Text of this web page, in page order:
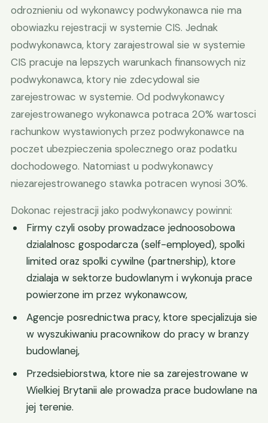
odroznieniu od wykonawcy podwykonawca nie ma
obowiazku rejestracji w systemie CIS. Jednak
podwykonawca, ktory zarajestrowal sie w systemie
CIS pracuje na lepszych warunkach finansowych niz
podwykonawca, ktory nie zdecydowal sie
zarejestrowac w systemie. Od podwykonawcy
zarejestrowanego wykonawca potraca 20% wartosci
rachunkow wystawionych przez podwykonawce na
poczet ubezpieczenia spolecznego oraz podatku
dochodowego. Natomiast u podwykonawcy
niezarejestrowanego stawka potracen wynosi 30%.
Dokonac rejestracji jako podwykonawcy powinni:
Firmy czyli osoby prowadzace jednoosobowa
dzialalnosc gospodarcza (self-employed), spolki
limited oraz spolki cywilne (partnership), ktore
dzialaja w sektorze budowlanym i wykonuja prace
powierzone im przez wykonawcow,
Agencje posrednictwa pracy, ktore specjalizuja sie
w wyszukiwaniu pracownikow do pracy w branzy
budowlanej,
Przedsiebiorstwa, ktore nie sa zarejestrowane w
Wielkiej Brytanii ale prowadza prace budowlane na
jej terenie.